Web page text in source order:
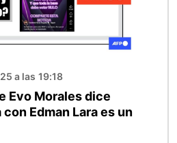
a las 19:18
Evo Morales dice
Edman Lara es un